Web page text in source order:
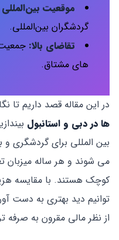
موقعیت
گردشگران بین‌المللی.
تقاضای بالا: جمعیت
‌های مشتاق.
در این مقاله قصد داریم تا
‌ها در دبی و استانبول
بین ‌المللی برای گردشگری و
می ‌شوند و هر ساله میزبان
کوچک هستند. با مقایسه
‌توانیم دید بهتری به دست
از نظر مالی مقرون ‌به‌ صرفه